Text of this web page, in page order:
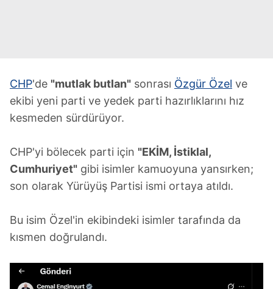
CHP'de "mutlak butlan" sonrası Özgür Özel ve
ekibi yeni parti ve yedek parti hazırlıklarını hız
kesmeden sürdürüyor.
CHP'yi bölecek parti için "EKİM, İstiklal,
Cumhuriyet" gibi isimler kamuoyuna yansırken;
son olarak Yürüyüş Partisi ismi ortaya atıldı.
Bu isim Özel'in ekibindeki isimler tarafında da
kısmen doğrulandı.